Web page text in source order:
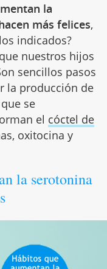
la
más felices,
indicados?
nuestros hijos
sencillos pasos
la producción de
se
el cóctel de
oxitocina y
la serotonina